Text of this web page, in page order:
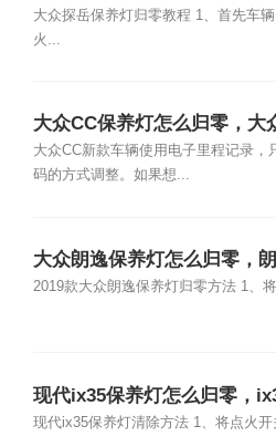
灯复位清零方法
大众探岳保养灯归零教程 1、首先车
火...
大众CC保养灯怎么归零，大
养灯复位清零方法
大众CC新款车辆使用电子里程记录，
码的方式调整。如果想...
大众朗逸保养灯怎么归零，
灯复位清零方法
2019款大众朗逸保养灯归零方法 1、
现代ix35保养灯怎么归零，
灯复位清零方法
现代ix35保养灯清除方法 1、将点火